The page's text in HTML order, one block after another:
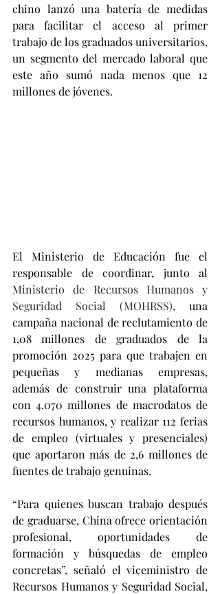
chino lanzó una batería de medidas
para facilitar el acceso al primer
trabajo de los graduados universitarios,
un segmento del mercado laboral que
este año sumó nada menos que 12
millones de jóvenes.
El Ministerio de Educación fue el
Ministerio de Recursos Humanos y
Seguridad Social (MOHRSS), una
campaña nacional de reclutamiento de
1,08 millones de graduados de la
promoción 2025 para que trabajen en
pequeñas y medianas empresas,
además de construir una plataforma
con 4.070 millones de macrodatos de
recursos humanos, y realizar 112 ferias
de empleo (virtuales y presenciales)
que aportaron más de 2,6 millones de
fuentes de trabajo genuinas.
“Para quienes buscan trabajo después
de graduarse, China ofrece orientación
profesional, oportunidades de
formación y búsquedas de empleo
concretas”, señaló el viceministro de
Recursos Humanos y Seguridad Social,